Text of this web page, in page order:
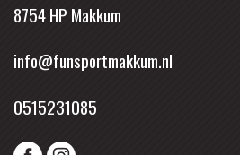
8754 HP Makkum
info@funsportmakkum.nl
0515231085